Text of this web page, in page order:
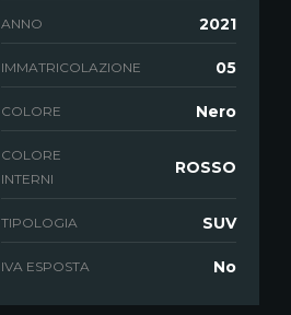
ANNO 2021
IMMATRICOLAZIONE 05
COLORE Nero
COLORE
INTERNI
ROSSO
TIPOLOGIA SUV
IVA ESPOSTA No